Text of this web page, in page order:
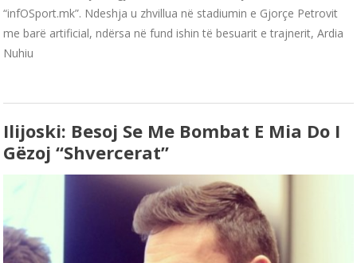
“infOSport.mk”. Ndeshja u zhvillua në stadiumin e Gjorçe Petrovit
me barë artificial, ndërsa në fund ishin të besuarit e trajnerit, Ardia
Nuhiu
Ilijoski: Besoj Se Me Bombat E Mia Do I
Gëzoj “Shvercerat”